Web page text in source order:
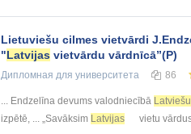
Lietuviešu cilmes vietvārdi
"Latvijas vietvārdu vārdnīcā”(P)
Дипломная для университета 86
... Endzelīna devums valodniecībā Latviešu
izpētē, ... „Savāksim Latvijas vietu